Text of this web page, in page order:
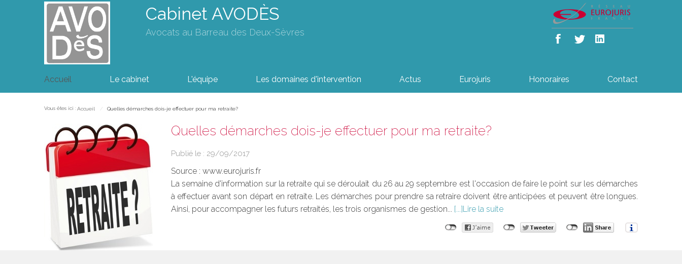
Cabinet AVODÈS
Avocats au Barreau des Deux-Sèvres
Accueil Le cabinet L'équipe Les domaines d'intervention Actus Eurojuris Honoraires Contact
Vous êtes ici : Accueil Quelles démarches dois-je effectuer pour ma retraite?
Quelles démarches dois-je effectuer pour ma retraite?
Publié le : 29/09/2017
Source : www.eurojuris.fr
La semaine d'information sur la retraite qui se déroulait du 26 au 29 septembre est l'occasion de faire le point sur les démarches
à effectuer avant son départ en retraite. Les démarches pour prendre sa retraire doivent être anticipées et peuvent être longues.
Ainsi, pour accompagner les futurs retraités, les trois organismes de gestion...
Lire la suite